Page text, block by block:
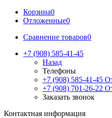
Корзина0
Отложенные0
Сравнение товаров0
+7 (908) 585-41-45
Назад
Телефоны
+7 (908) 585-41-45
+7 (908) 701-26-22
Заказать звонок
Контактная информация